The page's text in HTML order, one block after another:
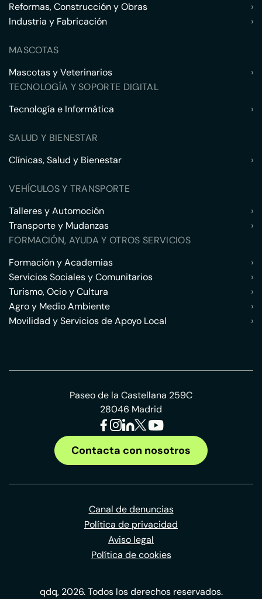
Reformas, Construcción y Obras
›
Industria y Fabricación
›
MASCOTAS
Mascotas y Veterinarios
›
TECNOLOGÍA Y SOPORTE DIGITAL
Tecnología e Informática
›
SALUD Y BIENESTAR
Clínicas, Salud y Bienestar
›
VEHÍCULOS Y TRANSPORTE
Talleres y Automoción
›
Transporte y Mudanzas
›
FORMACIÓN, AYUDA Y OTROS SERVICIOS
Formación y Academias
›
Servicios Sociales y Comunitarios
›
Turismo, Ocio y Cultura
›
Agro y Medio Ambiente
›
Movilidad y Servicios de Apoyo Local
›
Paseo de la Castellana 259C
28046 Madrid
Contacta con nosotros
Canal de denuncias
Política de privacidad
Aviso legal
Política de cookies
qdq, 2026. Todos los derechos reservados.